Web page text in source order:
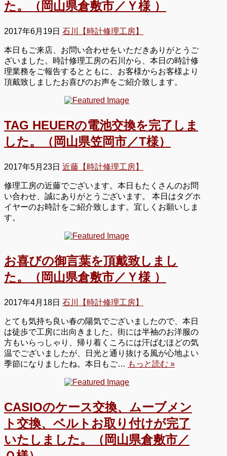
た。（岡山県倉敷市／Ｙ様 ）
2017年6月19日 石川【時計修理工房】
本日もご来店、お問い合わせをいただきありがとうご
ざいました。時計修理工房の石川から、本日の時計修
理業務をご報告するとともに、お客様からお客様より
頂戴致しましたお喜びのお声をご紹介致します。
TAG HEUERの電池交換を完了しま
した。（岡山県笠岡市／T様）
2017年5月23日 近藤【時計修理工房】
修理工房の近藤でございます。本日もたくさんのお問
い合わせ、誠にありがとうございます。 本日はタグホ
イヤーのお時計をご紹介致します。宜しくお願いしま
す。
お喜びの御言葉を頂戴致しまし
た。（岡山県倉敷市／Ｙ様 ）
2017年4月18日 石川【時計修理工房】
とても気持ち良い春の陽気でございましたので、本日
は徒歩で工房に出向きました。街には半袖のお洋服の
方もいらっしゃり、帰り着くころには汗ばむほどの気
温でございましたが、日光と通り抜ける風が心地よい
季節になりましたね。本日もご… もっと読む »
CASIOのケース交換、ムーブメン
ト交換、ベルトお取り付けが完了
いたしました。（岡山県倉敷市／